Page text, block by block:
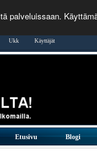
palveluissaan.
Ukk Käyttäjät
Etusivu Blogi